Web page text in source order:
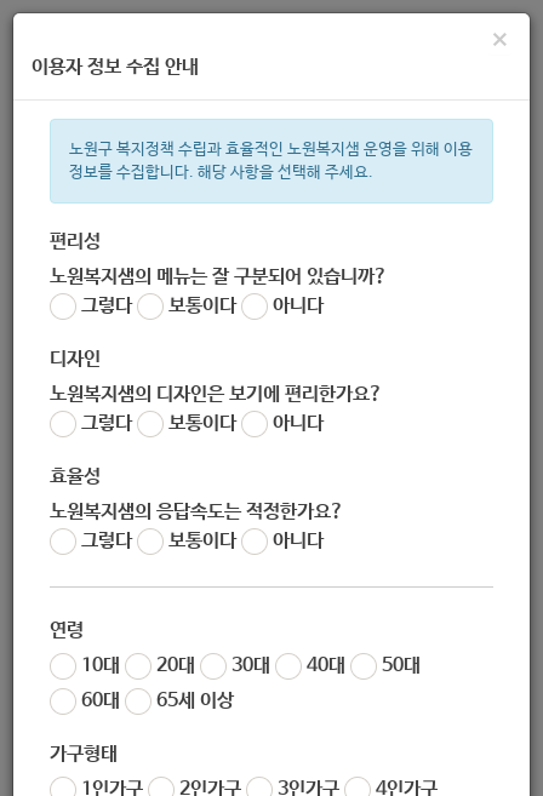
주간 인기검색어
한눈으로 보는 복지 정보
×
이용자 정보 수집 안내
노원구 복지정책 수립과 효율적인 노원복지샘 운영을 위해 이용
정보를 수집합니다. 해당 사항을 선택해 주세요.
편리성
노원복지샘의 메뉴는 잘 구분되어 있습니까?
그렇다
보통이다 아니다
디자인
노원복지샘의 디자인은 보기에 편리한가요?
그렇다
보통이다 아니다
효율성
노원복지샘의 응답속도는 적정한가요?
그렇다
보통이다 아니다
연령
10대
20대 30대 40대
50대
60대
65세 이상
가구형태
1인가구
2인가구 3인가구
4인가구
[서울시어르신상담센터] 2020년 서울시어르신상담센터 4차 온
라인 상담 특강 안내 (-10.11)
작성자 노원 복지샘
작성일 2020-10-05 14:18
2020년 서울시어르신상담센터 4차 온라인 상담
특강 안내
어르신들이 당면한 고민을 해결하고, 행복한 노년 생활을 열